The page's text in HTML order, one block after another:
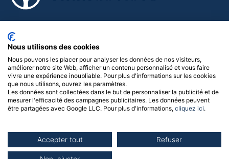
Suivez-nous !
Menu
Nos concessions
Politique de confidentialité Mentions légales|
cookies
Nous utilisons des cookies
Nous pouvons les placer pour analyser les données de nos visiteurs,
améliorer notre site Web, afficher un contenu personnalisé et vous faire
vivre une expérience inoubliable. Pour plus d'informations sur les cookies
que nous utilisons, ouvrez les paramètres.
Les données sont collectées dans le but de personnaliser la publicité et de
mesurer l'efficacité des campagnes publicitaires. Les données peuvent
être partagées avec Google LLC. Pour plus d'informations, cliquez ici.
Accepter tout Refuser